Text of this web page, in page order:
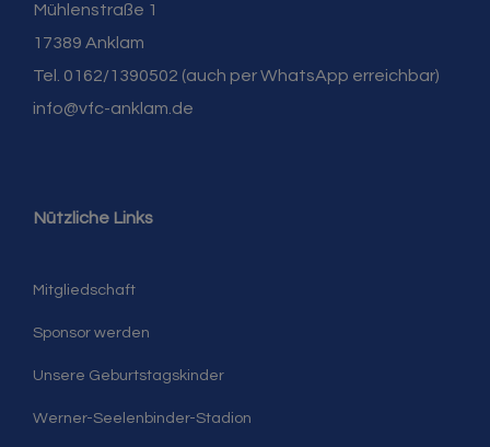
Mühlenstraße 1
17389 Anklam
Tel. 0162/1390502 (auch per WhatsApp erreichbar)
info@vfc-anklam.de
Nützliche Links
Mitgliedschaft
Sponsor werden
Unsere Geburtstagskinder
Werner-Seelenbinder-Stadion